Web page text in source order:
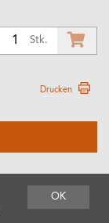
Stk.
Drucken
OK